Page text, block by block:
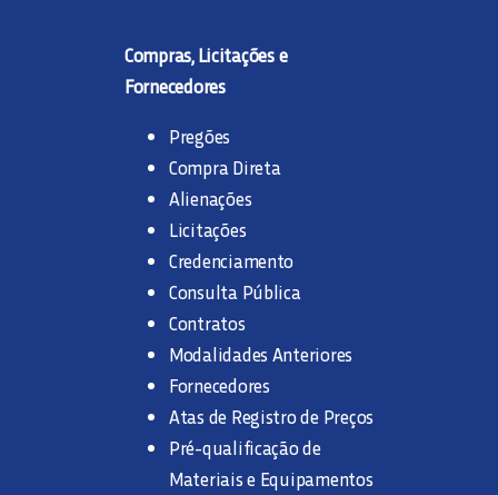
Compras, Licitações e
Fornecedores
Pregões
Compra Direta
Alienações
Licitações
Credenciamento
Consulta Pública
Contratos
Modalidades Anteriores
Fornecedores
Atas de Registro de Preços
Pré-qualificação de
Materiais e Equipamentos